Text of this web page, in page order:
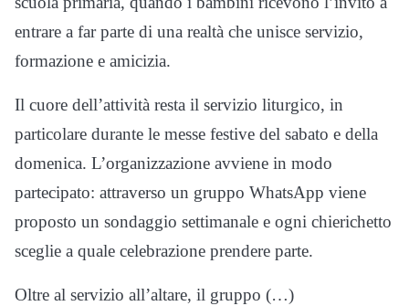
entrare a far parte di una realtà che unisce servizio,
formazione e amicizia.
Il cuore dell’attività resta il servizio liturgico, in
particolare durante le messe festive del sabato e della
domenica. L’organizzazione avviene in modo
partecipato: attraverso un gruppo WhatsApp viene
proposto un sondaggio settimanale e ogni chierichetto
sceglie a quale celebrazione prendere parte.
Oltre al servizio all’altare, il gruppo (…)